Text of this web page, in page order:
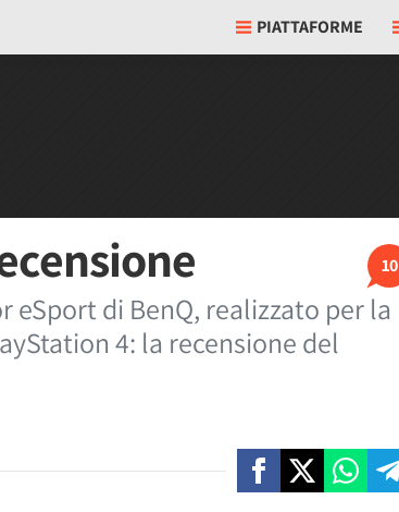
PIATTAFORME
10
di BenQ, realizzato per la
4: la recensione del